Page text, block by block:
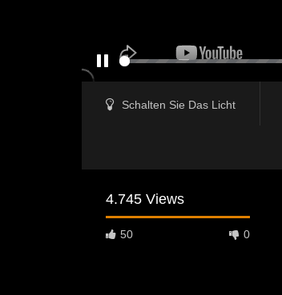
Schalten Sie Das Licht
4.745 Views
50 0